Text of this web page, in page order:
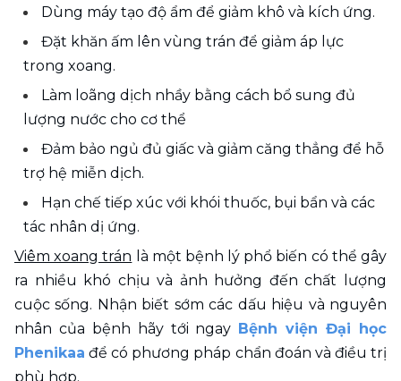
Dùng máy tạo độ ẩm để giảm khô và kích ứng.
Đặt khăn ấm lên vùng trán để giảm áp lực
trong xoang.
Làm loãng dịch nhầy bằng cách bổ sung đủ
lượng nước cho cơ thể
Đảm bảo ngủ đủ giấc và giảm căng thẳng để hỗ
trợ hệ miễn dịch.
Hạn chế tiếp xúc với khói thuốc, bụi bẩn và các
tác nhân dị ứng.
Viêm xoang trán là một bệnh lý phổ biến có thể gây
ra nhiều khó chịu và ảnh hưởng đến chất lượng
cuộc sống. Nhận biết sớm các dấu hiệu và nguyên
nhân của bệnh hãy tới ngay Bệnh viện Đại học
Phenikaa để có phương pháp chẩn đoán và điều trị
phù hợp.